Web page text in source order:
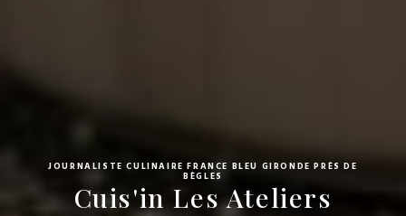
JOURNALISTE CULINAIRE FRANCE BLEU GIRONDE PRÈS DE
BÈGLES
Cuis'in Les Ateliers